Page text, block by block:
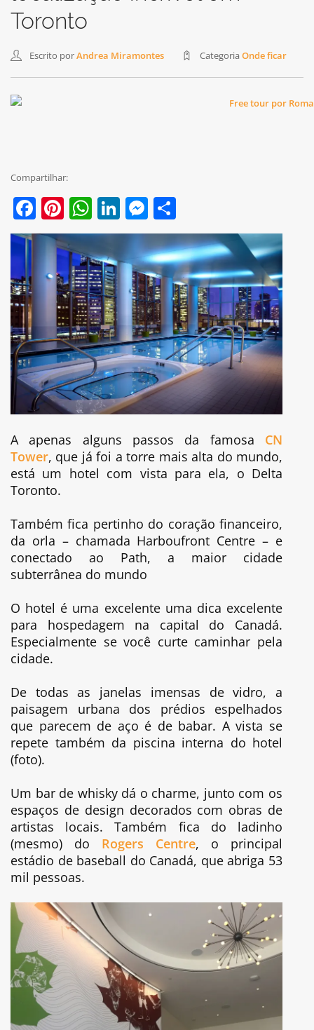
Toronto
Escrito porAndrea Miramontes Categoria Onde ficar
Compartilhar:
Facebook
Pinterest
WhatsApp
LinkedIn
Messenger
A apenas alguns passos da famosa CN
Tower, que já foi a torre mais alta do mundo,
está um hotel com vista para ela, o Delta
Toronto.
Também fica pertinho do coração financeiro,
da orla – chamada Harboufront Centre – e
conectado ao Path, a maior cidade
subterrânea do mundo
O hotel é uma excelente uma dica excelente
para hospedagem na capital do Canadá.
Especialmente se você curte caminhar pela
cidade.
De todas as janelas imensas de vidro, a
paisagem urbana dos prédios espelhados
que parecem de aço é de babar. A vista se
repete também da piscina interna do hotel
(foto).
Um bar de whisky dá o charme, junto com os
espaços de design decorados com obras de
artistas locais. Também fica do ladinho
(mesmo) do Rogers Centre, o principal
estádio de baseball do Canadá, que abriga 53
mil pessoas.